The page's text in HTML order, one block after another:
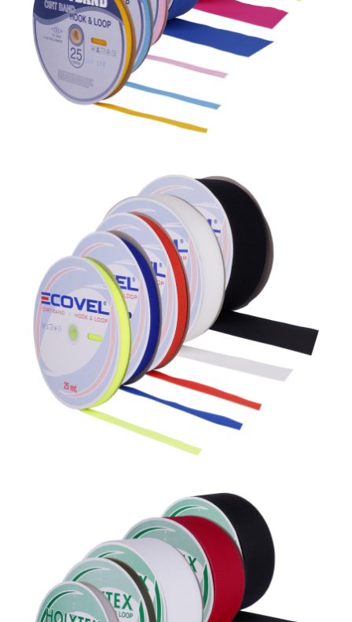
Ecovel %45 poliamit %55 polyester
Holytex % 60 poliamit %40 polyester